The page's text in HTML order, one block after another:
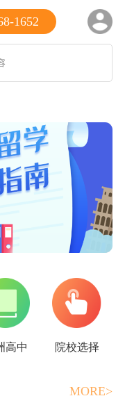
1652
高中 院校选择
MORE>